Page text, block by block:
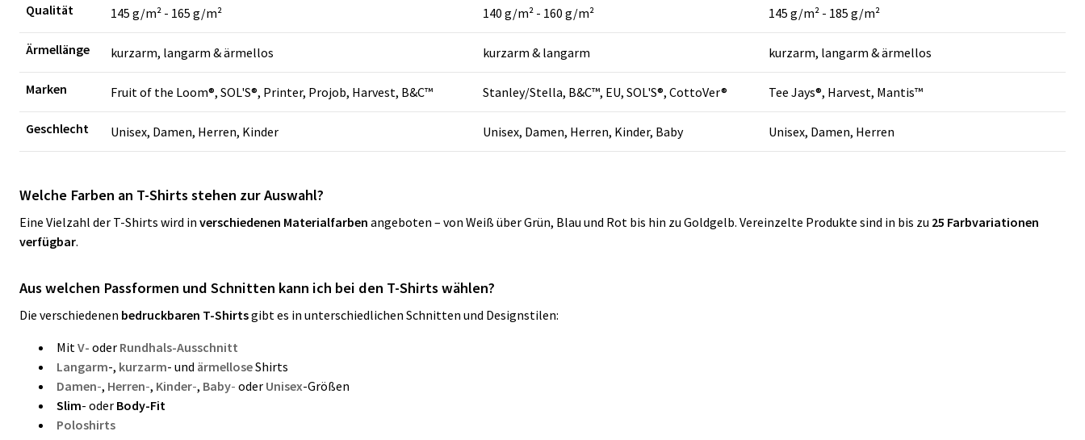
Qualität 145 g/m² - 165 g/m² 140 g/m² - 160 g/m² 145 g/m² - 185 g/m²
Ärmellänge kurzarm, langarm & ärmellos kurzarm & langarm kurzarm, langarm & ärmellos
Marken Fruit of the Loom®, SOL'S®, Printer, Projob, Harvest, B&C™ Stanley/Stella, B&C™, EU, SOL'S®, CottoVer® Tee Jays®, Harvest, Mantis™
Geschlecht Unisex, Damen, Herren, Kinder Unisex, Damen, Herren, Kinder, Baby Unisex, Damen, Herren
Welche Farben an T-Shirts stehen zur Auswahl?
Eine Vielzahl der T-Shirts wird in verschiedenen Materialfarben angeboten – von Weiß über Grün, Blau und Rot bis hin zu Goldgelb. Vereinzelte Produkte sind in bis zu 25 Farbvariationen
verfügbar.
Aus welchen Passformen und Schnitten kann ich bei den T-Shirts wählen?
Die verschiedenen bedruckbaren T-Shirtsgibt es in unterschiedlichen Schnitten und Designstilen:
MitV- oder Rundhals-Ausschnitt
Langarm-, kurzarm- und ärmelloseShirts
Damen-, Herren-, Kinder-, Baby- oder Unisex-Größen
Slim- oder Body-Fit
Poloshirts